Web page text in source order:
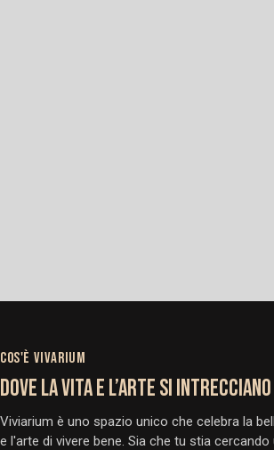
COS'È VIVARIUM
DOVE LA VITA E L’ARTE SI INTRECCIANO
Viviarium è uno spazio unico che celebra la
e l'arte di vivere bene. Sia che tu stia cercando